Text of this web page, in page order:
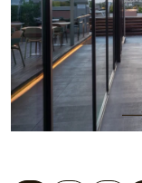
Nom du projet :
Projet réalisé
Tirso…
Lire la suite